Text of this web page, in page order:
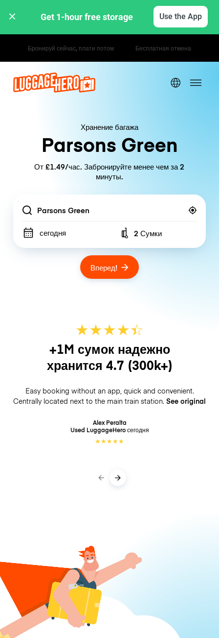
Get 1-hour free storage Use the App
Почасовые / дневные тарифы
Хранение багажа
Parsons Green
От £1.49/час. Забронируйте менее чем за 2
минуты.
Location
сегодня Number of bags
2 Сумки
Вперед!
★★★★☆
★
+1M сумок надежно
хранится 4.7 (300k+)
Easy booking without an app, quick and convenient.
Centrally located next to the main train station. See original
Alex Peralta
Used LuggageHeroсегодня
★★★★★